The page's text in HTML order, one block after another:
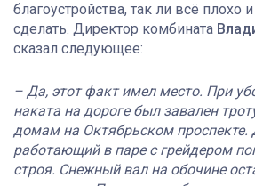
благоустройства, так ли всё плохо
сделать. Директор комбината
сказал следующее:
– Да, этот факт имел место. При
наката на дороге был завален
домам на Октябрьском проспекте.
работающий в паре с грейдером
строя. Снежный вал на обочине